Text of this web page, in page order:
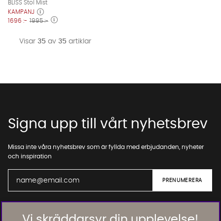
BLISS Stol Mist
KAMPANJ
1696 :- 1995 :-
Visar 35 av 35 artiklar
Signa upp till vårt nyhetsbrev
Missa inte våra nyhetsbrev som är fyllda med erbjudanden, nyheter
och inspiration